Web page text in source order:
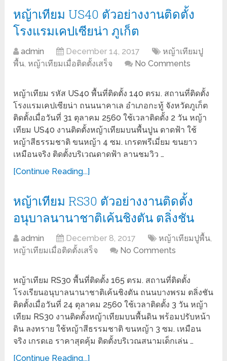
หญ้าเทียม US40 ตัวอย่างงานติดตั้ง
โรงแรมเคปเซียน่า ภูเก็ต
admin December 14, 2017
หญ้าเทียมปู
พื้น, หญ้าเทียมเมื่อติดตั้งเสร็จ No Comments
หญ้าเทียม รหัส US40 พื้นที่ติดตั้ง 140 ตรม. สถานที่ติดตั้ง
โรงแรมเคปเซียน่า ถนนนาคาเล อำเภอกะทู้ จังหวัดภูเก็ต
ติดตั้งเมื่อวันที่ 31 ตุลาคม 2560 ใช้เวลาติดตั้ง 2 วัน หญ้า
เทียม US40 งานติดตั้งหญ้าเทียมบนพื้นปูน ดาดฟ้า ใช้
หญ้าสีธรรมชาติ ขนหญ้า 4 ซม. เกรดพรีเมี่ยม ขนยาว
เหมือนจริง ติดตั้งบริเวณดาดฟ้า ลานชมวิว …
[Continue Reading...]
หญ้าเทียม RS30 ตัวอย่างงานติดตั้ง
อนุบาลนานาชาติเค้นชิงตัน ตลิ่งชัน
admin December 8, 2017 หญ้าเทียมปูพื้น,
หญ้าเทียมเมื่อติดตั้งเสร็จ
No Comments
หญ้าเทียม RS30 พื้นที่ติดตั้ง 165 ตรม. สถานที่ติดตั้ง
โรงเรียนอนุบาลนานาชาติเค้นชิงตัน ถนนบางพรม ตลิ่งชัน
ติดตั้งเมื่อวันที่ 24 ตุลาคม 2560 ใช้เวลาติดตั้ง 3 วัน หญ้า
เทียม RS30 งานติดตั้งหญ้าเทียมบนพื้นดิน พร้อมปรับหน้า
ดิน ลงทราย ใช้หญ้าสีธรรมชาติ ขนหญ้า 3 ซม. เหมือน
จริง เกรดเอ ราคาสุดคุ้ม ติดตั้งบริเวณสนามเด็กเล่น …
[Continue Reading...]